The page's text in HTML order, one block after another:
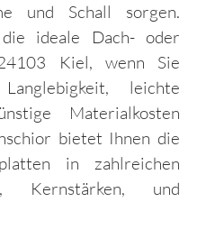
und Schall sorgen.
ideale Dach- oder
Kiel, wenn Sie
leichte
Materialkosten
bietet Ihnen die
in zahlreichen
Kernstärken, und